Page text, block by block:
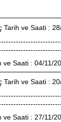
Tarih ve Saati :
ve Saati : 04/11/
Tarih ve Saati :
ve Saati : 27/11/